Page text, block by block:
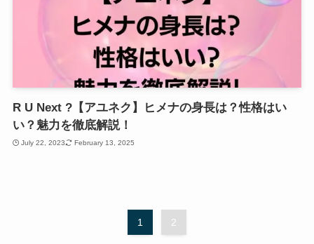
R U Next ?【アユネク】ヒメナの身長は？性格はい
い？魅力を徹底解説！
July 22, 2023 February 13, 2025
1 2